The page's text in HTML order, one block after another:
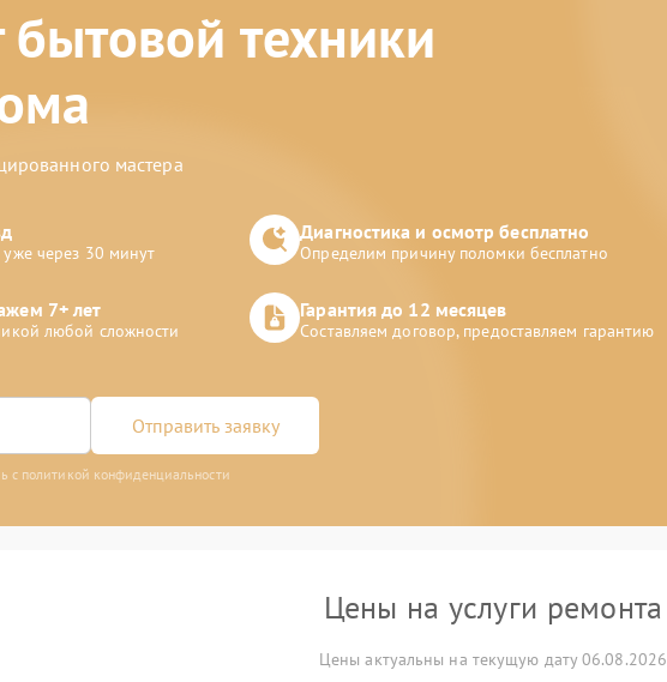
техники
мастера
через 30 минут
Диагностика и осмотр бесплатно
Определим причину поломки бесплатно
7+ лет
любой сложности
Гарантия до 12 месяцев
Составляем договор, предоставляем гарантию
Отправить заявку
с политикой конфиденциальности
Цены на услуги ремонта
Цены актуальны на текущую дату 06.08.2026